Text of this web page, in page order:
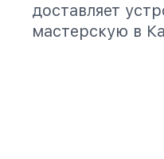
доставляет
мастерскую в